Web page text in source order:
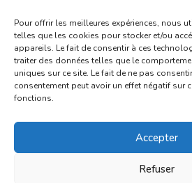
Pour offrir les meilleures expériences, nous
telles que les cookies pour stocker et/ou
appareils. Le fait de consentir à ces
traiter des données telles que le
uniques sur ce site. Le fait de ne pas
consentement peut avoir un effet négatif sur
fonctions.
Accepter
Refuser
du 25 au 28
pharmacie du marché
Aristide Briand)
Du 28 septembre
Dumas (La Fouillade)
du 2 au 9 octobre :
Bonnemaire (rue Saint-